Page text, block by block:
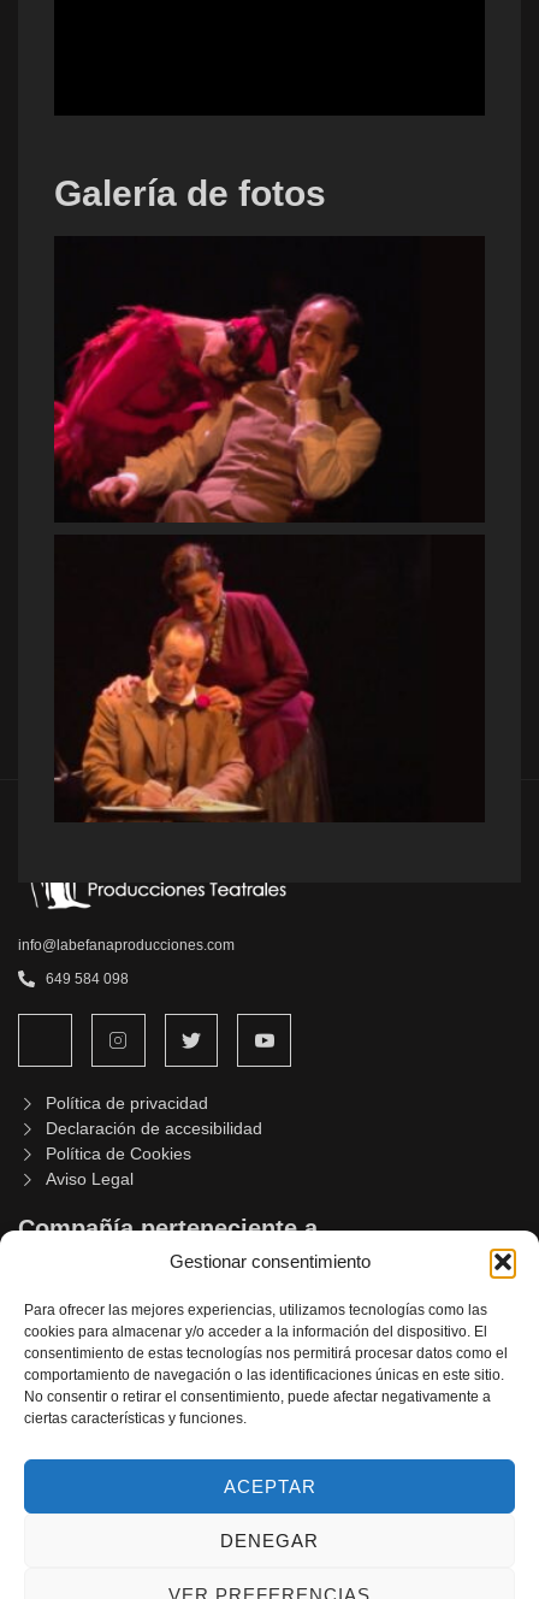
Gestionar consentimiento
Para ofrecer las mejores experiencias, utilizamos tecnologías como las
cookies para almacenar y/o acceder a la información del dispositivo. El
consentimiento de estas tecnologías nos permitirá procesar datos como el
comportamiento de navegación o las identificaciones únicas en este sitio.
No consentir o retirar el consentimiento, puede afectar negativamente a
ciertas características y funciones.
ACEPTAR
DENEGAR
VER PREFERENCIAS
Galería de fotos
info@labefanaproducciones.com
649 584 098
Política de privacidad
Declaración de accesibilidad
Política de Cookies
Aviso Legal
Compañía perteneciente a
Asociación de Empresas de Artes Escénicas Asociadas de